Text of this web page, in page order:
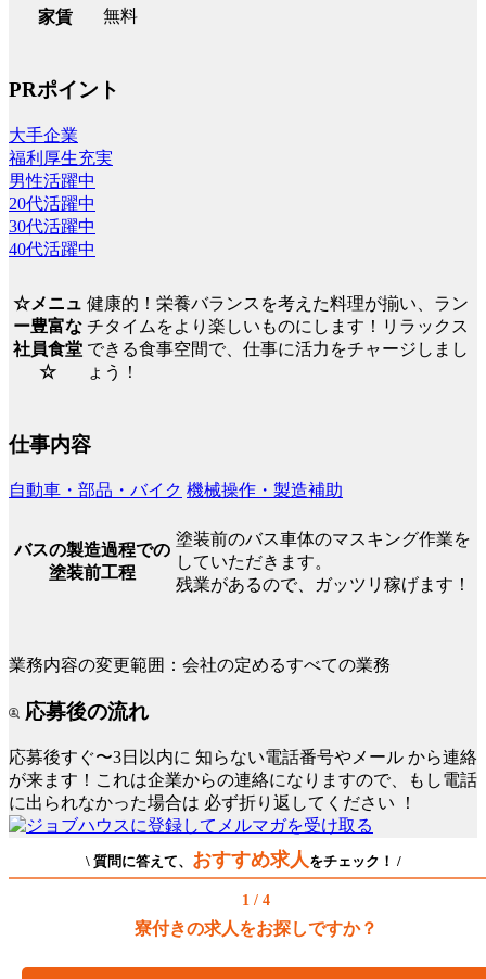
家賃 無料
PRポイント
大手企業
福利厚生充実
男性活躍中
20代活躍中
30代活躍中
40代活躍中
☆メニュ
ー豊富な
社員食堂
☆
健康的！栄養バランスを考えた料理が揃い、ラン
チタイムをより楽しいものにします！リラックス
できる食事空間で、仕事に活力をチャージしまし
ょう！
仕事内容
自動車・部品・バイク 機械操作・製造補助
バスの製造過程での
塗装前工程
塗装前のバス車体のマスキング作業を
していただきます。
残業があるので、ガッツリ稼げます！
業務内容の変更範囲：会社の定めるすべての業務
応募後の流れ
応募後すぐ〜3日以内に 知らない電話番号やメール から連絡
が来ます！これは企業からの連絡になりますので、もし電話
に出られなかった場合は 必ず折り返してください ！
\ 質問に答えて、 おすすめ求人 をチェック！ /
1 / 4
寮付きの求人をお探しですか？